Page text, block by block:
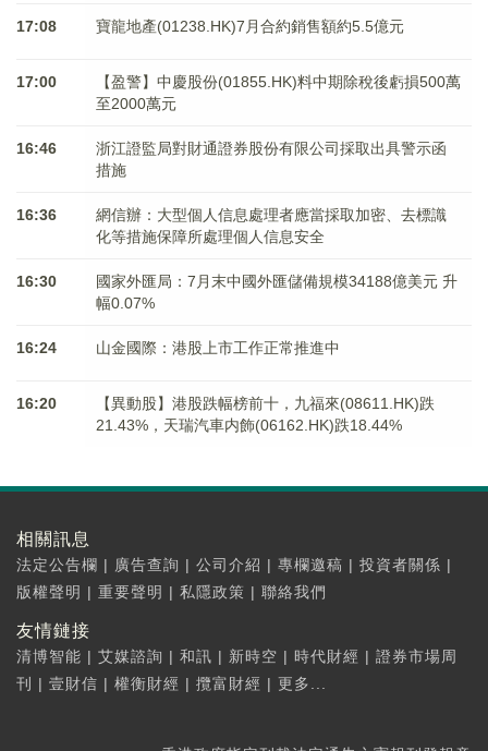
17:08 寶龍地產(01238.HK)7月合約銷售額約5.5億元
17:00
【盈警】中慶股份(01855.HK)料中期除稅後虧損500萬
至2000萬元
16:46
浙江證監局對財通證券股份有限公司採取出具警示函
措施
16:36
網信辦：大型個人信息處理者應當採取加密、去標識
化等措施保障所處理個人信息安全
16:30
國家外匯局：7月末中國外匯儲備規模34188億美元 升
幅0.07%
16:24 山金國際：港股上市工作正常推進中
16:20
【異動股】港股跌幅榜前十，九福來(08611.HK)跌
21.43%，天瑞汽車内飾(06162.HK)跌18.44%
相關訊息
法定公告欄 | 廣告查詢 | 公司介紹 | 專欄邀稿 | 投資者關係 |
版權聲明 | 重要聲明 | 私隱政策 | 聯絡我們
友情鏈接
清博智能 | 艾媒諮詢 | 和訊 | 新時空 | 時代財經 | 證券市場周
刊
| 壹財信 | 權衡財經 | 攬富財經 | 更多...